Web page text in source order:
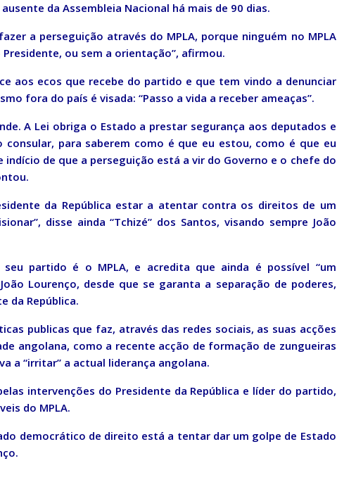
da Assembleia Nacional há mais de 90 dias.
a perseguição através do MPLA, porque ninguém no MPLA
ou sem a orientação”, afirmou.
aos ecos que recebe do partido e que tem vindo a denunciar
fora do país é visada: “Passo a vida a receber ameaças”.
A Lei obriga o Estado a prestar segurança aos deputados e
para saberem como é que eu estou, como é que eu
de que a perseguição está a vir do Governo e o chefe do
da República estar a atentar contra os direitos de um
disse ainda “Tchizé” dos Santos, visando sempre João
partido é o MPLA, e acredita que ainda é possível “um
Lourenço, desde que se garanta a separação de poderes,
da República.
publicas que faz, através das redes sociais, as suas acções
angolana, como a recente acção de formação de zungueiras
a “irritar” a actual liderança angolana.
intervenções do Presidente da República e líder do partido,
do MPLA.
democrático de direito está a tentar dar um golpe de Estado